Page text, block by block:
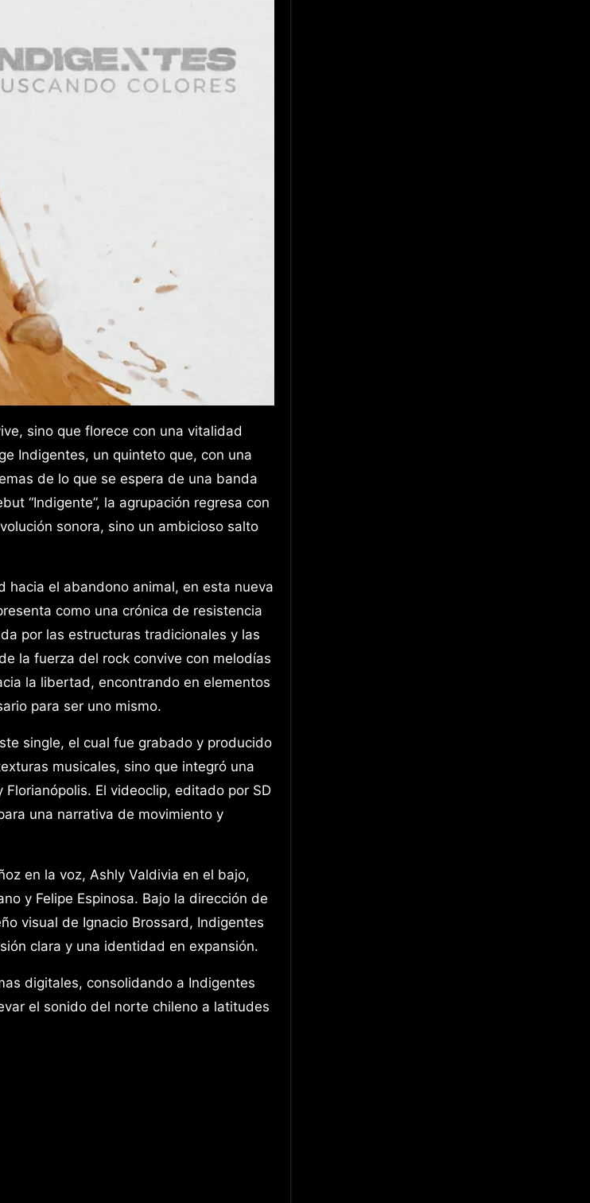
Indigentes, un quinteto que, con una
de lo que se espera de una banda
“Indigente”, la agrupación regresa con
sonora, sino un ambicioso salto
hacia el abandono animal, en esta nueva
como una crónica de resistencia
por las estructuras tradicionales y las
la fuerza del rock convive con melodías
la libertad, encontrando en elementos
para ser uno mismo.
single, el cual fue grabado y producido
musicales, sino que integró una
El videoclip, editado por SD
una narrativa de movimiento y
en la voz, Ashly Valdivia en el bajo,
y Felipe Espinosa. Bajo la dirección de
visual de Ignacio Brossard, Indigentes
clara y una identidad en expansión.
digitales, consolidando a Indigentes
el sonido del norte chileno a latitudes